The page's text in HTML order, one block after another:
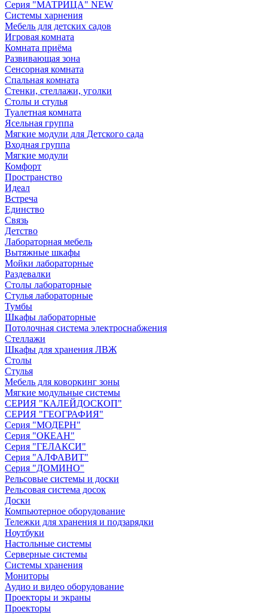
Серия "МАТРИЦА" NEW
Системы харнения
Мебель для детских садов
Игровая комната
Комната приёма
Развивающая зона
Сенсорная комната
Спальная комната
Стенки, стеллажи, уголки
Столы и стулья
Туалетная комната
Ясельная группа
Мягкие модули для Детского сада
Входная группа
Мягкие модули
Комфорт
Пространство
Идеал
Встреча
Единство
Связь
Детство
Лабораторная мебель
Вытяжные шкафы
Мойки лабораторные
Раздевалки
Столы лабораторные
Стулья лабораторные
Тумбы
Шкафы лабораторные
Потолочная система электроснабжения
Стеллажи
Шкафы для хранения ЛВЖ
Столы
Стулья
Мебель для коворкинг зоны
Мягкие модульные системы
СЕРИЯ "КАЛЕЙДОСКОП"
СЕРИЯ "ГЕОГРАФИЯ"
Серия "МОДЕРН"
Серия "ОКЕАН"
Серия "ГЕЛАКСИ"
Серия "АЛФАВИТ"
Серия "ДОМИНО"
Рельсовые системы и доски
Рельсовая система досок
Доски
Компьютерное оборудование
Тележки для хранения и подзарядки
Ноутбуки
Настольные системы
Серверные системы
Системы хранения
Мониторы
Аудио и видео оборудование
Проекторы и экраны
Проекторы